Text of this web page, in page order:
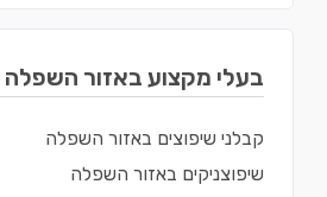
בעלי מקצוע באזור השפלה
קבלני שיפוצים באזור השפלה
שיפוצניקים באזור השפלה